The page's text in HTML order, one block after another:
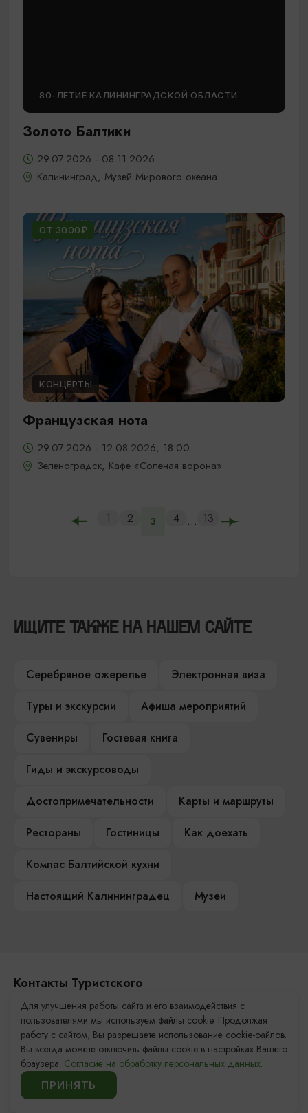
80-ЛЕТИЕ КАЛИНИНГРАДСКОЙ ОБЛАСТИ
Золото Балтики
29.07.2026 - 08.11.2026
Калининград, Музей Мирового океана
ОТ 3000₽
КОНЦЕРТЫ
Французская нота
29.07.2026 - 12.08.2026, 18:00
Зеленоградск, Кафе «Соленая ворона»
1 2 3 4 ... 13
ИЩИТЕ ТАКЖЕ НА НАШЕМ САЙТЕ
Серебряное ожерелье
Электронная виза
Туры и экскурсии
Афиша мероприятий
Сувениры
Гостевая книга
Гиды и экскурсоводы
Достопримечательности
Карты и маршруты
Рестораны
Гостиницы
Как доехать
Компас Балтийской кухни
Настоящий Калининградец
Музеи
Контакты Туристского
информационного центра
+7 (4012) 555-200
8 (800) 200-55-39
info@visit-kaliningrad.ru
Для улучшения работы сайта и его взаимодействия с
пользователями мы используем файлы cookie. Продолжая
работу с сайтом, Вы разрешаете использование cookie-файлов.
Вы всегда можете отключить файлы cookie в настройках Вашего
браузера. Согласие на обработку персональных данных.
ПРИНЯТЬ